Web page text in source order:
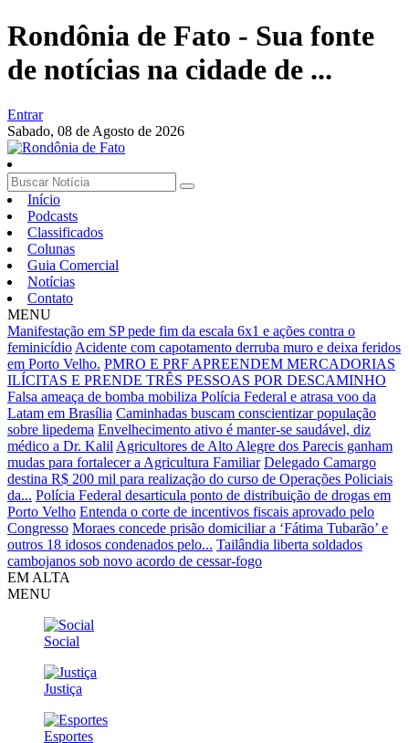
Rondônia de Fato - Sua fonte
de notícias na cidade de ...
Entrar
Sabado, 08 de Agosto de 2026
Início
Podcasts
Classificados
Colunas
Guia Comercial
Notícias
Contato
MENU
Manifestação em SP pede fim da escala 6x1 e ações contra o
feminicídio Acidente com capotamento derruba muro e deixa feridos
em Porto Velho. PMRO E PRF APREENDEM MERCADORIAS
ILÍCITAS E PRENDE TRÊS PESSOAS POR DESCAMINHO
Falsa ameaça de bomba mobiliza Polícia Federal e atrasa voo da
Latam em Brasília Caminhadas buscam conscientizar população
sobre lipedema Envelhecimento ativo é manter-se saudável, diz
médico a Dr. Kalil Agricultores de Alto Alegre dos Parecis ganham
mudas para fortalecer a Agricultura Familiar Delegado Camargo
destina R$ 200 mil para realização do curso de Operações Policiais
da... Polícia Federal desarticula ponto de distribuição de drogas em
Porto Velho Entenda o corte de incentivos fiscais aprovado pelo
Congresso Moraes concede prisão domiciliar a ‘Fátima Tubarão’ e
outros 18 idosos condenados pelo... Tailândia liberta soldados
cambojanos sob novo acordo de cessar-fogo
EM ALTA
MENU
Social
Justiça
Esportes